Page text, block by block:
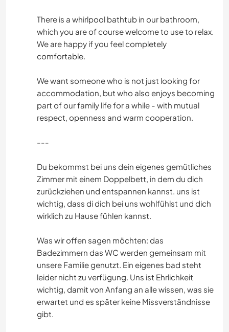
There is a whirlpool bathtub in our bathroom,
which you are of course welcome to use to relax.
We are happy if you feel completely
comfortable.
We want someone who is not just looking for
accommodation, but who also enjoys becoming
part of our family life for a while - with mutual
respect, openness and warm cooperation.
---
Du bekommst bei uns dein eigenes gemütliches
Zimmer mit einem Doppelbett, in dem du dich
zurückziehen und entspannen kannst. uns ist
wichtig, dass di dich bei uns wohlfühlst und dich
wirklich zu Hause fühlen kannst.
Was wir offen sagen möchten: das
Badezimmern das WC werden gemeinsam mit
unsere Familie genutzt. Ein eigenes bad steht
leider nicht zu verfügung. Uns ist Ehrlichkeit
wichtig, damit von Anfang an alle wissen, was sie
erwartet und es später keine Missverständnisse
gibt.